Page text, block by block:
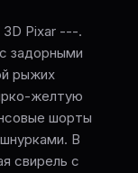
Pixar ---.
задорными
рыжих
желтую
шорты
В
свирель с